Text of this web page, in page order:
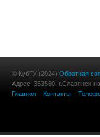
© КубГУ (2024) Обратная
Адрес: 353560, г.Славянск-
Главная
Контакты